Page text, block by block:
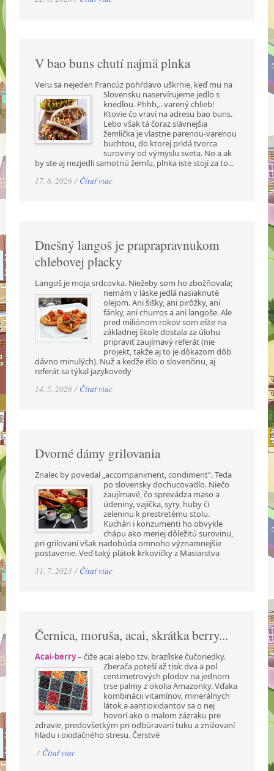
V bao buns chutí najmä plnka
Veru sa nejeden Francúz pohŕdavo uškrnie, keď mu na
Slovensku naservírujeme jedlo s
knedľou. Phhh,.. varený chlieb!
Ktovie čo vraví na adresu bao buns.
Lebo však tá čoraz slávnejšia
žemlička je vlastne parenou-varenou
buchtou, do ktorej pridá tvorca
suroviny od výmyslu sveta. No a ak
by ste aj nezjedli samotnú žemľu, plnka iste stojí za to...
17. 6. 2026 / Čítať viac
Dnešný langoš je praprapravnukom
chlebovej placky
Langoš je moja srdcovka. Niežeby som ho zbožňovala;
nemám v láske jedlá nasiaknuté
olejom. Ani šišky, ani pirôžky, ani
fánky, ani churros a ani langoše. Ale
pred miliónom rokov som ešte na
základnej škole dostala za úlohu
pripraviť zaujímavý referát (nie
projekt, takže aj to je dôkazom dôb
dávno minulých). Nuž a keďže išlo o slovenčinu, aj
referát sa týkal jazykovedy
14. 5. 2026 / Čítať viac
Dvorné dámy grilovania
Znalec by povedal „accompaniment, condiment“. Teda
po slovensky dochucovadlo. Niečo
zaujímavé, čo sprevádza mäso a
údeniny, vajíčka, syry, huby či
zeleninu k prestretému stolu.
Kuchári i konzumenti ho obvykle
chápu ako menej dôležitú surovinu,
pri grilovaní však nadobúda omnoho významnejšie
postavenie. Veď taký plátok krkovičky z Mäsiarstva
31. 7. 2023 / Čítať viac
Černica, moruša, acai, skrátka berry...
Acai-berry– čiže acai alebo tzv. brazílske čučoriedky.
Zberača poteší až tisíc dva a pol
centimetrových plodov na jednom
trse palmy z okolia Amazonky. Vďaka
kombinácii vitamínov, minerálnych
látok a aantioxidantov sa o nej
hovorí ako o malom zázraku pre
zdravie, predovšetkým pri odbúravaní tuku a znižovaní
hladu i oxidačného stresu. Čerstvé
/ Čítať viac